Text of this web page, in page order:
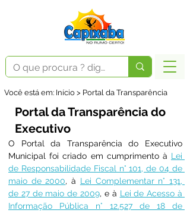
Você está em: Início > Portal da Transparência
Portal da Transparência do
Executivo
O Portal da Transparência do Executivo
Municipal foi criado em cumprimento à Lei
de Responsabilidade Fiscal n° 101, de 04 de
maio de 2000, à Lei Complementar n° 131,
de 27 de maio de 2009, e à Lei de Acesso à
Informação Pública n° 12.527 de 18 de